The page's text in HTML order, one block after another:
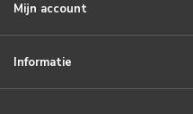
Mijn account
Informatie